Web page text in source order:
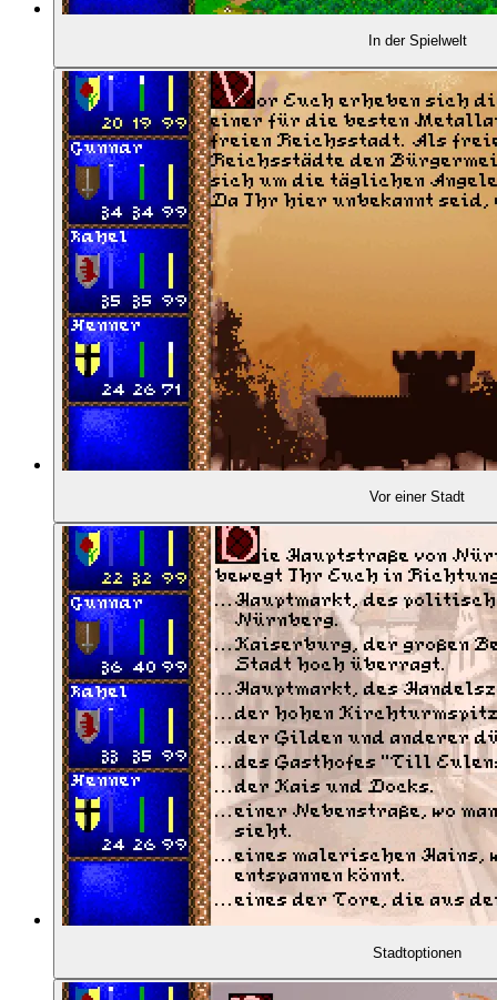
01:05:14 - Alles ist erzählerisch eingebettet
01:06:21 - Gunnar an der Teufelsbrücke
01:09:28 - Abstecher in Dungeons
01:10:25 - Echtzeit-Kampfsystem
01:11:47 - Viele Gegnertypen und Kampfareale
01:12:24 - Ermüdung vs. Verwundung
01:14:52 - Inkonsistentes Traglastsystem
01:15:56 ABGLEICH MIT DER HISTORISCHEN REALITÄT
01:16:20 - Unser Experte: Dr. Matthias von Hellfeld
01:16:54 - Wie "ruhig" war das 15. Jahrhundert?
01:20:17 - Sind wir hier in Deutschland?
01:24:46 - Wo liegt die Macht im Reich?
01:28:23 - Wie festgefügt war das Leben der Menschen?
01:31:35 - Warum gab es Raubritter?
In der Spielwelt
Vor einer Stadt
Stadtoptionen